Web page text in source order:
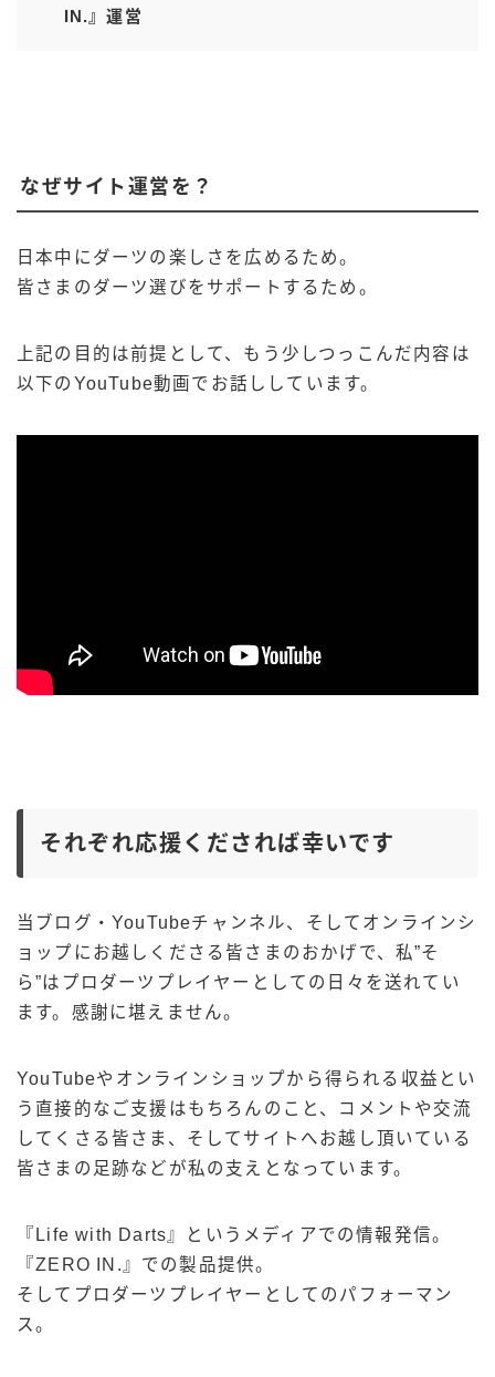
IN.』運営
なぜサイト運営を？
日本中にダーツの楽しさを広めるため。
皆さまのダーツ選びをサポートするため。
上記の目的は前提として、もう少しつっこんだ内容は
以下のYouTube動画でお話ししています。
それぞれ応援くだされば幸いです
当ブログ・YouTubeチャンネル、そしてオンラインシ
ョップにお越しくださる皆さまのおかげで、私”そ
ら”はプロダーツプレイヤーとしての日々を送れてい
ます。感謝に堪えません。
YouTubeやオンラインショップから得られる収益とい
う直接的なご支援はもちろんのこと、コメントや交流
してくさる皆さま、そしてサイトへお越し頂いている
皆さまの足跡などが私の支えとなっています。
『Life with Darts』というメディアでの情報発信。
『ZERO IN.』での製品提供。
そしてプロダーツプレイヤーとしてのパフォーマン
ス。